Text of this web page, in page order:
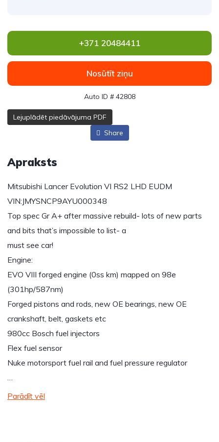
+371 20484411
Nosūtīt ziņu
Auto ID # 42808
Lejuplādēt piedāvājuma PDF
Share
Apraksts
Mitsubishi Lancer Evolution VI RS2 LHD EUDM
VIN:JMYSNCP9AYU000348
Top spec Gr A+ after massive rebuild- lots of new parts
and bits that’s impossible to list- a
must see car!
Engine:
EVO VIII forged engine (0ss km) mapped on 98e
(301hp/587nm)
Forged pistons and rods, new OE bearings, new OE
crankshaft, belt, gaskets etc
980cc Bosch fuel injectors
Flex fuel sensor
Nuke motorsport fuel rail and fuel pressure regulator
…
Parādīt vēl